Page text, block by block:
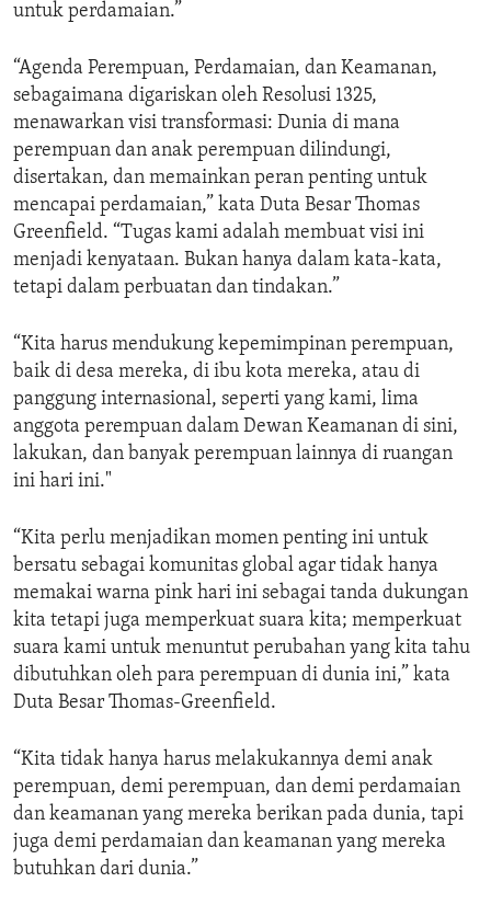
untuk perdamaian.”
“Agenda Perempuan, Perdamaian, dan Keamanan,
sebagaimana digariskan oleh Resolusi 1325,
menawarkan visi transformasi: Dunia di mana
perempuan dan anak perempuan dilindungi,
disertakan, dan memainkan peran penting untuk
mencapai perdamaian,” kata Duta Besar Thomas
Greenfield. “Tugas kami adalah membuat visi ini
menjadi kenyataan. Bukan hanya dalam kata-kata,
tetapi dalam perbuatan dan tindakan.”
“Kita harus mendukung kepemimpinan perempuan,
baik di desa mereka, di ibu kota mereka, atau di
panggung internasional, seperti yang kami, lima
anggota perempuan dalam Dewan Keamanan di sini,
lakukan, dan banyak perempuan lainnya di ruangan
ini hari ini."
“Kita perlu menjadikan momen penting ini untuk
bersatu sebagai komunitas global agar tidak hanya
memakai warna pink hari ini sebagai tanda dukungan
kita tetapi juga memperkuat suara kita; memperkuat
suara kami untuk menuntut perubahan yang kita tahu
dibutuhkan oleh para perempuan di dunia ini,” kata
Duta Besar Thomas-Greenfield.
“Kita tidak hanya harus melakukannya demi anak
perempuan, demi perempuan, dan demi perdamaian
dan keamanan yang mereka berikan pada dunia, tapi
juga demi perdamaian dan keamanan yang mereka
butuhkan dari dunia.”